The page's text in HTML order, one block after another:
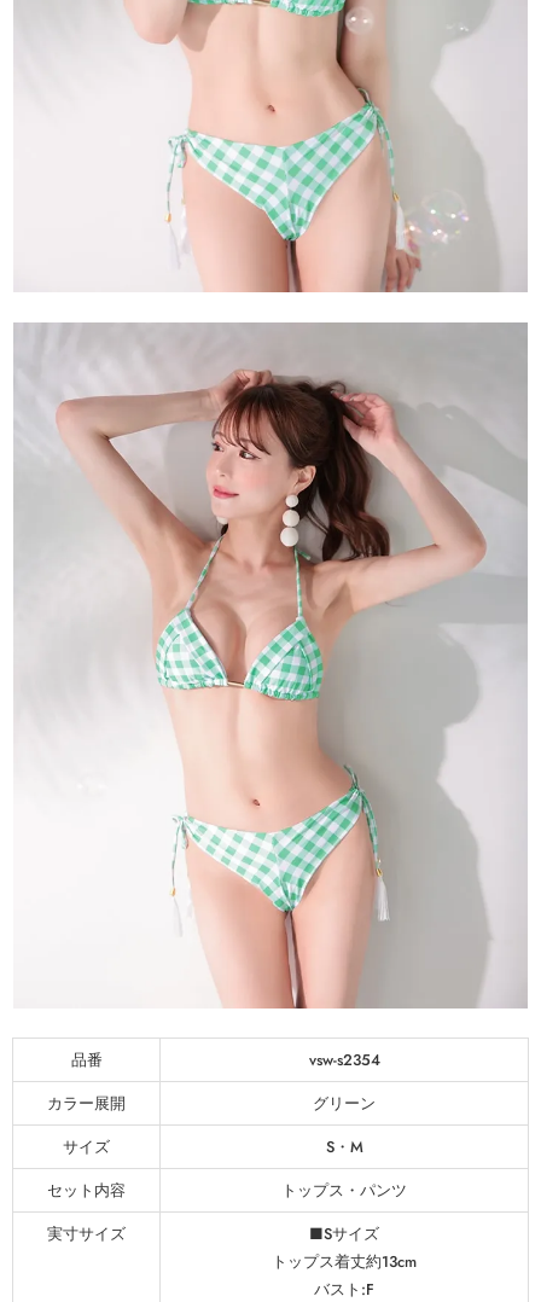
品番
vsw-s2354
カラー展開
グリーン
サイズ
S・M
セット内容
トップス・パンツ
実寸サイズ
■Sサイズ
トップス着丈約13cm
バスト:F